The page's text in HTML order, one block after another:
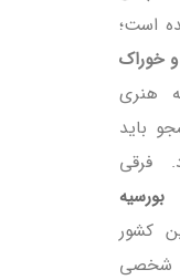
است؛
خوراک
هنری
باید
فرقی
بورسیه
کشور
شخصی